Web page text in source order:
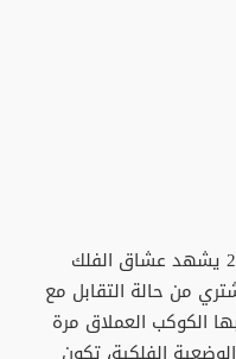
في سماء ليلة السبت 10 يناير 2026 يشهد عشاق الفلك
من حالة التقابل مع
الكوكب العملاق مرة